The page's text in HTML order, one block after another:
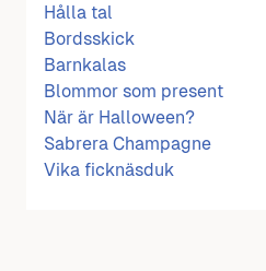
Hålla tal
Bordsskick
Barnkalas
Blommor som present
När är Halloween?
Sabrera Champagne
Vika ficknäsduk